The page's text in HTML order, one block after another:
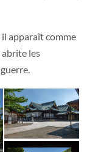
il apparaît comme
les